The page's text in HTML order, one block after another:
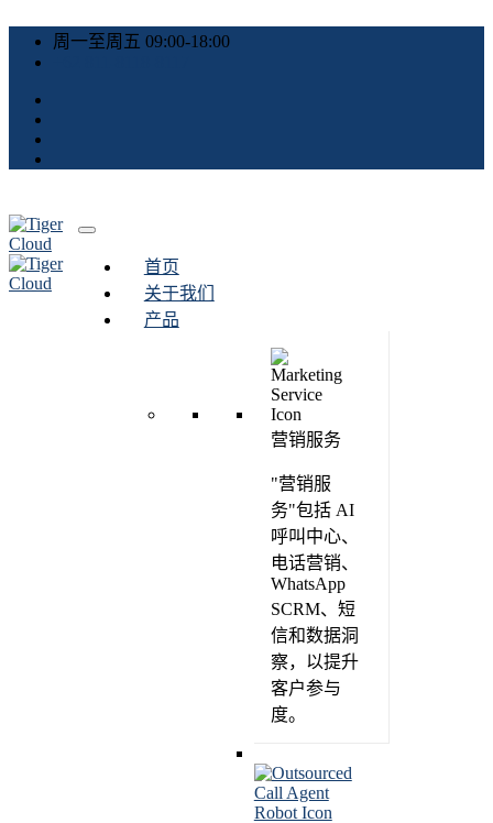
周一至周五 09:00-18:00
首页
关于我们
产品
营销服务
"营销服
务"包括 AI
呼叫中心、
电话营销、
WhatsApp
SCRM、短
信和数据洞
察，以提升
客户参与
度。